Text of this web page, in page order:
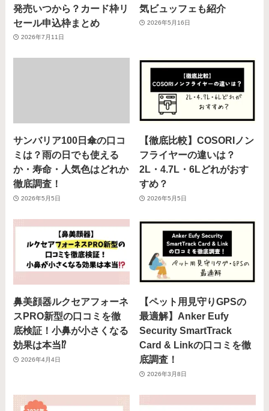
発売いつから？カード枠リ
セール申込枠まとめ
2026年7月11日
気ビュッフェも紹介
2026年5月16日
サンバリア100日傘の口コ
ミは？雨の日でも使える
か・寿命・人気色はどれか
徹底調査！
2026年5月5日
【徹底比較】COSORIノン
フライヤーの違いは？
2L・4.7L・6Lどれがおす
すめ？
2026年5月5日
鼻美顔器ルクセアフォーネ
スPRO新型の口コミを徹
底検証！小鼻が小さくなる
効果は本当⁉️
2026年4月4日
【ペット用見守りGPSの
最適解】Anker Eufy
Security SmartTrack
Card & Linkの口コミを徹
底調査！
2026年3月8日